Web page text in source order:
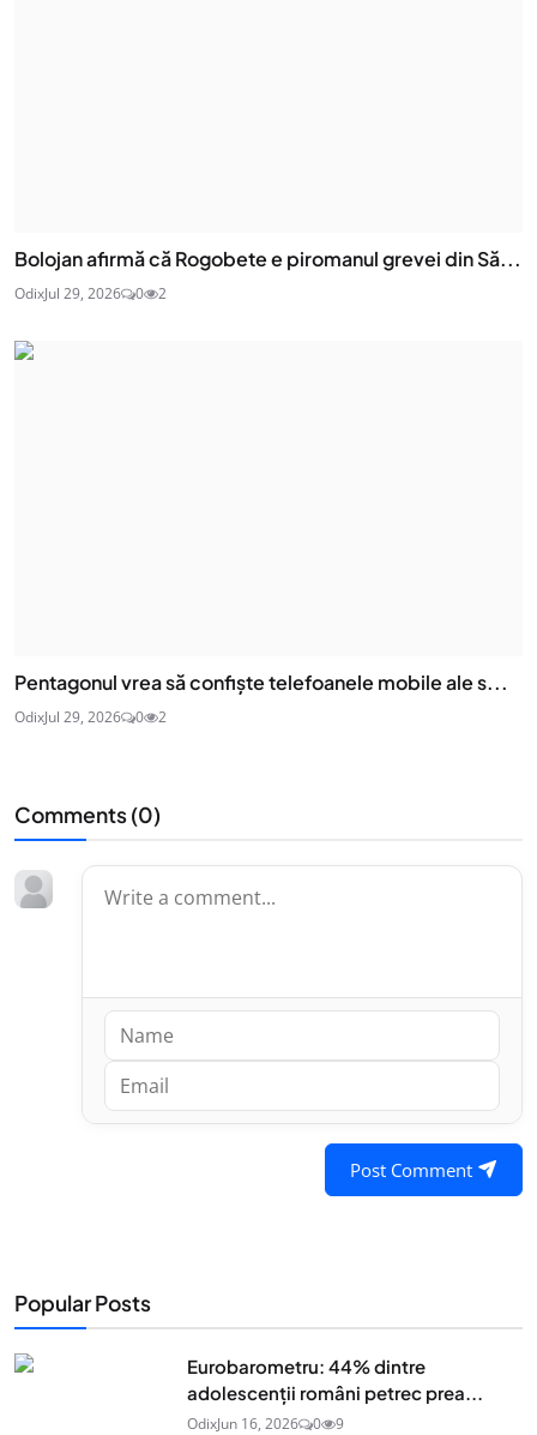
Bolojan afirmă că Rogobete e piromanul grevei din Să...
OdixJul 29, 2026 0 2
Pentagonul vrea să confiște telefoanele mobile ale s...
OdixJul 29, 2026 0 2
Comments (0)
Post Comment
Popular Posts
Eurobarometru: 44% dintre
adolescenţii români petrec prea...
OdixJun 16, 2026 0 9